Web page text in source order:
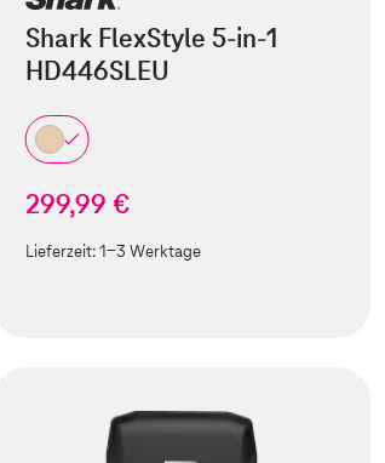
Shark FlexStyle 5-in-1
HD446SLEU
299,99 €
Lieferzeit:1-3 Werktage